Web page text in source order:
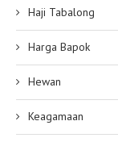
Haji Tabalong
Harga Bapok
Hewan
Keagamaan